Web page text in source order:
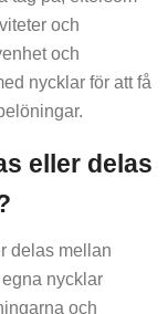
och
och
nycklar för att få
eller delas
delas mellan
nycklar
och